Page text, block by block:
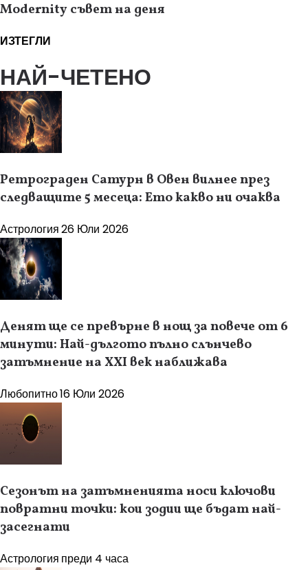
Modernity съвет на деня
ИЗТЕГЛИ
НАЙ-ЧЕТЕНО
Ретрограден Сатурн в Овен вилнее през
следващите 5 месеца: Ето какво ни очаква
Астрология26 Юли 2026
Денят ще се превърне в нощ за повече от 6
минути: Най-дългото пълно слънчево
затъмнение на XXI век наближава
Любопитно16 Юли 2026
Сезонът на затъмненията носи ключови
повратни точки: кои зодии ще бъдат най-
засегнати
Астрология преди 4 часа